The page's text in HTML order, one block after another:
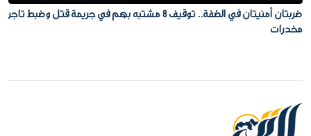
ضربتان أمنيتان في الضفة.. توقيف 8 مشتبه بهم في جريمة قتل وضبط تاجر
مخدرات